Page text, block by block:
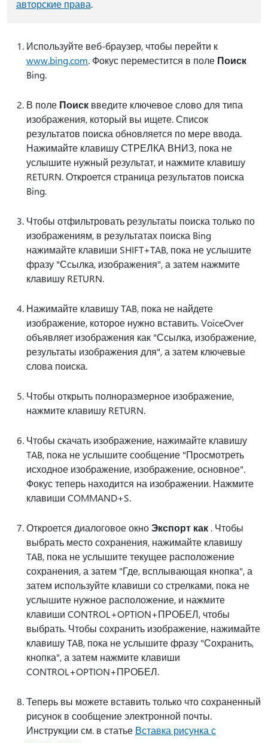
авторские права.
Используйте веб-браузер, чтобы перейти к
www.bing.com. Фокус переместится в поле Поиск
Bing.
В поле Поиск введите ключевое слово для типа
изображения, который вы ищете. Список
результатов поиска обновляется по мере ввода.
Нажимайте клавишу СТРЕЛКА ВНИЗ, пока не
услышите нужный результат, и нажмите клавишу
RETURN. Откроется страница результатов поиска
Bing.
Чтобы отфильтровать результаты поиска только по
изображениям, в результатах поиска Bing
нажимайте клавиши SHIFT+TAB, пока не услышите
фразу "Ссылка, изображения", а затем нажмите
клавишу RETURN.
Нажимайте клавишу TAB, пока не найдете
изображение, которое нужно вставить. VoiceOver
объявляет изображения как "Ссылка, изображение,
результаты изображения для", а затем ключевые
слова поиска.
Чтобы открыть полноразмерное изображение,
нажмите клавишу RETURN.
Чтобы скачать изображение, нажимайте клавишу
TAB, пока не услышите сообщение "Просмотреть
исходное изображение, изображение, основное".
Фокус теперь находится на изображении. Нажмите
клавиши COMMAND+S.
Откроется диалоговое окноЭкспорт как . Чтобы
выбрать место сохранения, нажимайте клавишу
TAB, пока не услышите текущее расположение
сохранения, а затем "Где, всплывающая кнопка", а
затем используйте клавиши со стрелками, пока не
услышите нужное расположение, и нажмите
клавиши CONTROL+OPTION+ПРОБЕЛ, чтобы
выбрать. Чтобы сохранить изображение, нажимайте
клавишу TAB, пока не услышите фразу "Сохранить,
кнопка", а затем нажмите клавиши
CONTROL+OPTION+ПРОБЕЛ.
Теперь вы можете вставить только что сохраненный
рисунок в сообщение электронной почты.
Инструкции см. в статье Вставка рисунка с